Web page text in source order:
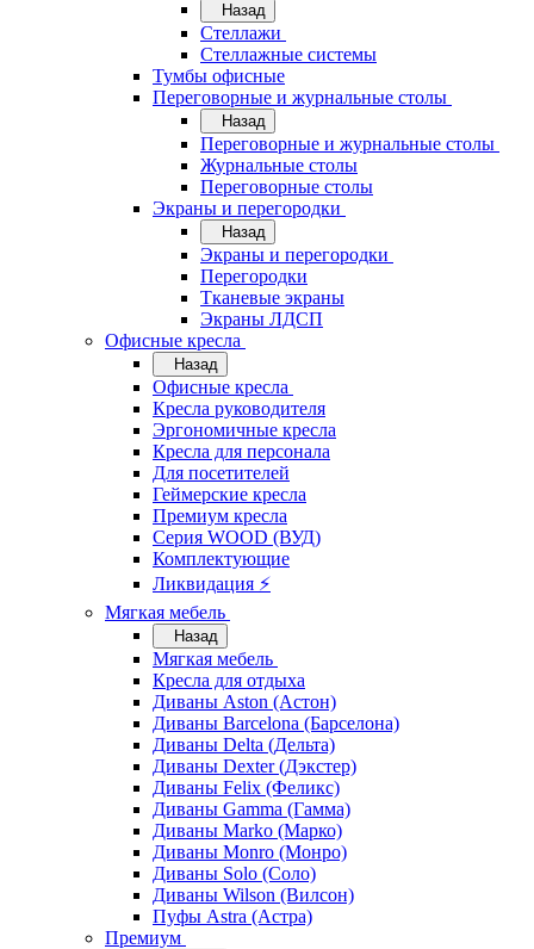
Назад
Стеллажи
Стеллажные системы
Тумбы офисные
Переговорные и журнальные столы
Назад
Переговорные и журнальные столы
Журнальные столы
Переговорные столы
Экраны и перегородки
Назад
Экраны и перегородки
Перегородки
Тканевые экраны
Экраны ЛДСП
Офисные кресла
Назад
Офисные кресла
Кресла руководителя
Эргономичные кресла
Кресла для персонала
Для посетителей
Геймерские кресла
Премиум кресла
Серия WOOD (ВУД)
Комплектующие
Ликвидация ⚡
Мягкая мебель
Назад
Мягкая мебель
Кресла для отдыха
Диваны Aston (Астон)
Диваны Barcelona (Барселона)
Диваны Delta (Дельта)
Диваны Dexter (Дэкстер)
Диваны Felix (Феликс)
Диваны Gamma (Гамма)
Диваны Marko (Марко)
Диваны Monro (Монро)
Диваны Solo (Соло)
Диваны Wilson (Вилсон)
Пуфы Astra (Астра)
Премиум